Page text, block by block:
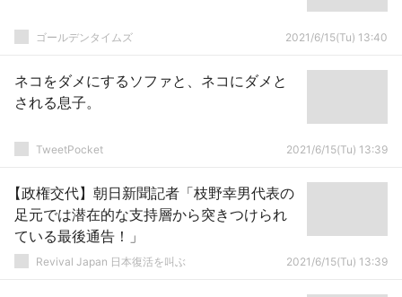
ゴールデンタイムズ 2021/6/15(Tu) 13:40
ネコをダメにするソファと、ネコにダメと
される息子。
TweetPocket 2021/6/15(Tu) 13:39
【政権交代】朝日新聞記者「枝野幸男代表の
足元では潜在的な支持層から突きつけられ
ている最後通告！」
Revival Japan 日本復活を叫ぶ 2021/6/15(Tu) 13:39